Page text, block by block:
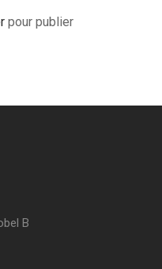
pour publier
B